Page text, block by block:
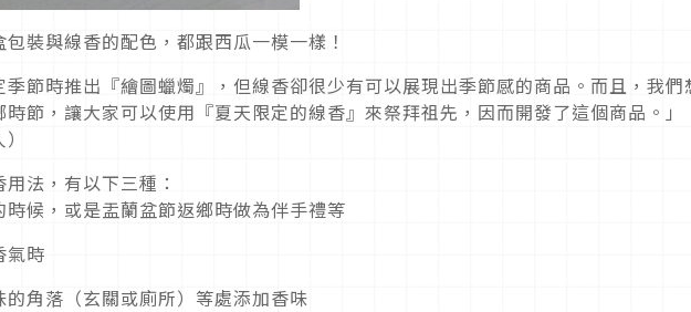
裝與線香的配色，都跟西瓜一模一樣！
季節時推出『繪圖蠟燭』，但線香卻很少有可以展現出季節感的商品。而且，我們
節，讓大家可以使用『夏天限定的線香』來祭拜祖先，因而開發了這個商品。」
法，有以下三種：
時候，或是盂蘭盆節返鄉時做為伴手禮等
氣時
的角落（玄關或廁所）等處添加香味